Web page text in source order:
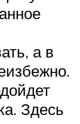
а в
Здесь